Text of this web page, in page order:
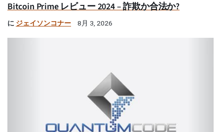
Bitcoin Prime レビュー 2024 – 詐欺か合法か?
に ジェイソンコナー 8月 3, 2026